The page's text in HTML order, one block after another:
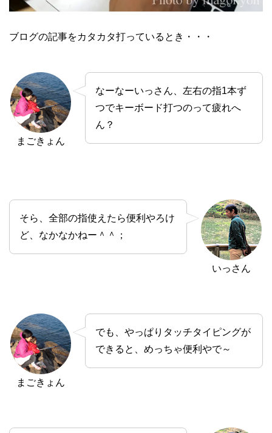
ブログの記事をカタカタ打っているとき・・・
まごきょん
なーなーいっさん、左右の指1本ず
つでキーボード打つのって疲れへ
ん？
いっさん
そら、全部の指使えたら便利やろけ
ど、なかなかねー＾＾；
まごきょん
でも、やっぱりタッチタイピングが
できると、めっちゃ便利やで～